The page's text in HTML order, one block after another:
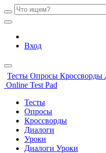
Вход
Тесты Опросы Кроссворды
Online Test Pad
Тесты
Опросы
Кроссворды
Диалоги
Уроки
Диалоги Уроки